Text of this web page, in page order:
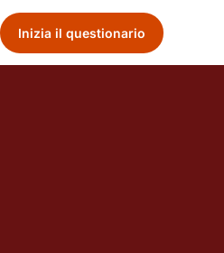
Inizia il questionario